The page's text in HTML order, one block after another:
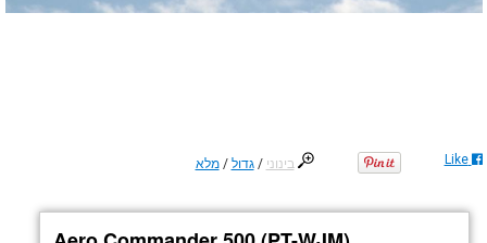
בינוני /גדול /מלא Like